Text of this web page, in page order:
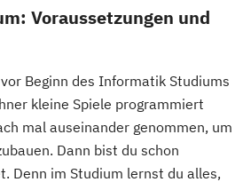
Management -
Diätetik
Pädagogik
Elektrotechnik
EN)
Voraussetzungen und
Beginn des Informatik Studiums
kleine Spiele programmiert
mal auseinander genommen, um
Dann bist du schon
Denn im Studium lernst du alles,